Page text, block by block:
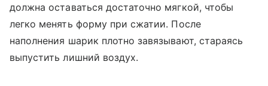
должна оставаться достаточно мягкой, чтобы
легко менять форму при сжатии. После
наполнения шарик плотно завязывают, стараясь
выпустить лишний воздух.